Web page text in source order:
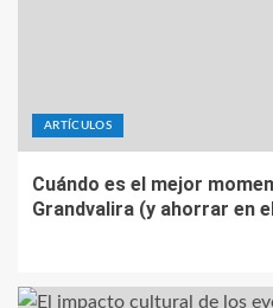
ARTÍCULOS
Cuándo es el mejor
Grandvalira (y ahorrar en